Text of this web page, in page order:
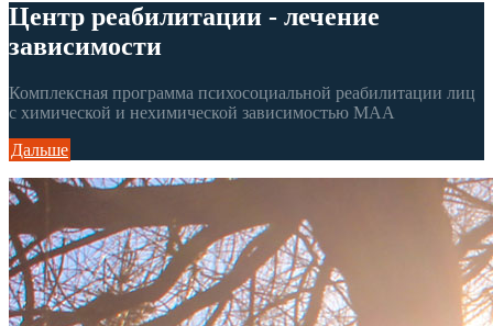
Центр реабилитации - лечение
зависимости
Комплексная программа психосоциальной реабилитации лиц
с химической и нехимической зависимостью МАА
Дальше